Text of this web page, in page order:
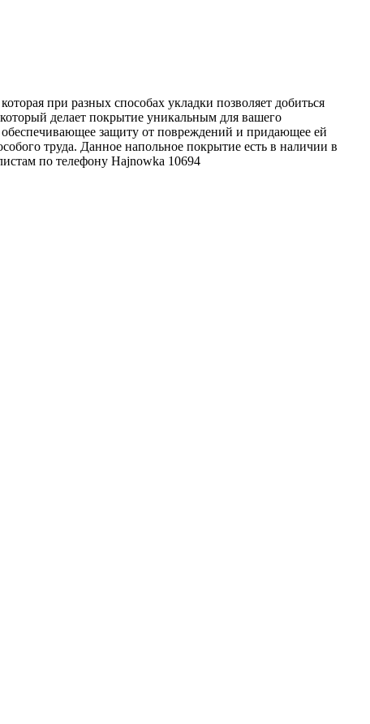
при разных способах укладки позволяет добиться
делает покрытие уникальным для вашего
обеспечивающее защиту от повреждений и придающее ей
труда. Данное напольное покрытие есть в наличии в
по телефону Hajnowka 10694